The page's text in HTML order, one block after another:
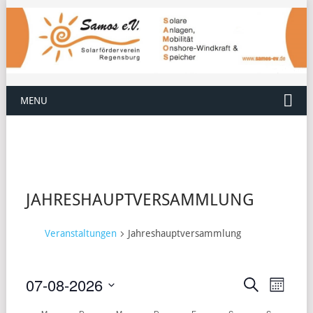
MENU
JAHRESHAUPTVERSAMMLUNG
Veranstaltungen Jahreshauptversammlung
SUCHE
Suche
Monat
07-08-2026